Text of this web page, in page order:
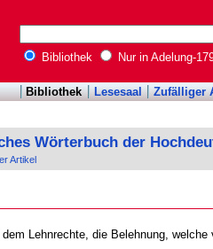
Bibliothek Nur in Adelung-
Bibliothek Lesesaal Zufälliger
Wörterbuch der
Artikel
Lehnrechte, die Belehnung,